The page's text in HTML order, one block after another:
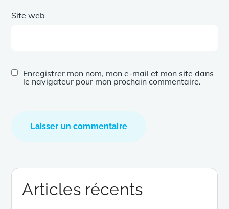
Site web
Enregistrer mon nom, mon e-mail et mon site dans
le navigateur pour mon prochain commentaire.
Articles récents